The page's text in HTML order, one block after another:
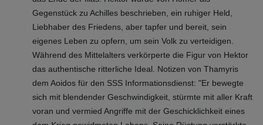
Gegenstück zu Achilles beschrieben, ein ruhiger Held,
Liebhaber des Friedens, aber tapfer und bereit, sein
eigenes Leben zu opfern, um sein Volk zu verteidigen.
Während des Mittelalters verkörperte die Figur von Hektor
das authentische ritterliche Ideal. Notizen von Thamyris
dem Aoidos für den SSS Informationsdienst: "Er bewegte
sich mit blendender Geschwindigkeit, stürmte mit aller Kraft
voran und vermied Angriffe mit der Geschicklichkeit eines